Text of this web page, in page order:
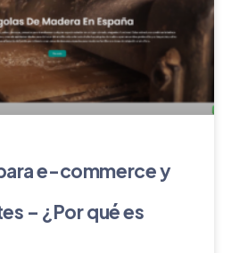
e-commerce y
– ¿Por qué es